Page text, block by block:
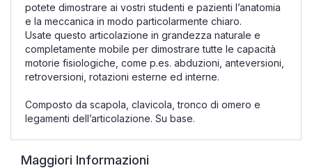
potete dimostrare ai vostri studenti e pazienti l’anatomia
e la meccanica in modo particolarmente chiaro.
Usate questo articolazione in grandezza naturale e
completamente mobile per dimostrare tutte le capacità
motorie fisiologiche, come p.es. abduzioni, anteversioni,
retroversioni, rotazioni esterne ed interne.
Composto da scapola, clavicola, tronco di omero e
legamenti dell’articolazione. Su base.
Maggiori Informazioni